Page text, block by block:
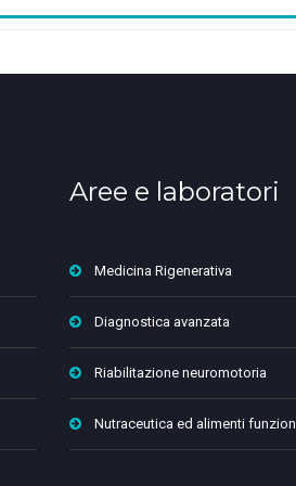
Aree e laboratori
Medicina Rigenerativa
Diagnostica avanzata
Riabilitazione neuromotoria
Nutraceutica ed alimenti